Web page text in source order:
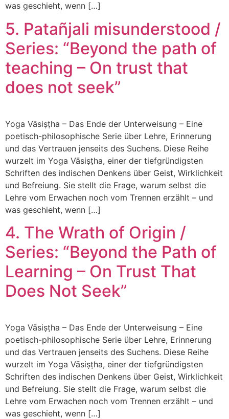
was geschieht, wenn […]
5. Patañjali misunderstood /
Series: “Beyond the path of
teaching – On trust that
does not seek”
Yoga Vāsiṣṭha – Das Ende der Unterweisung – Eine
poetisch-philosophische Serie über Lehre, Erinnerung
und das Vertrauen jenseits des Suchens. Diese Reihe
wurzelt im Yoga Vāsiṣṭha, einer der tiefgründigsten
Schriften des indischen Denkens über Geist, Wirklichkeit
und Befreiung. Sie stellt die Frage, warum selbst die
Lehre vom Erwachen noch vom Trennen erzählt – und
was geschieht, wenn […]
4. The Wrath of Origin /
Series: “Beyond the Path of
Learning – On Trust That
Does Not Seek”
Yoga Vāsiṣṭha – Das Ende der Unterweisung – Eine
poetisch-philosophische Serie über Lehre, Erinnerung
und das Vertrauen jenseits des Suchens. Diese Reihe
wurzelt im Yoga Vāsiṣṭha, einer der tiefgründigsten
Schriften des indischen Denkens über Geist, Wirklichkeit
und Befreiung. Sie stellt die Frage, warum selbst die
Lehre vom Erwachen noch vom Trennen erzählt – und
was geschieht, wenn […]